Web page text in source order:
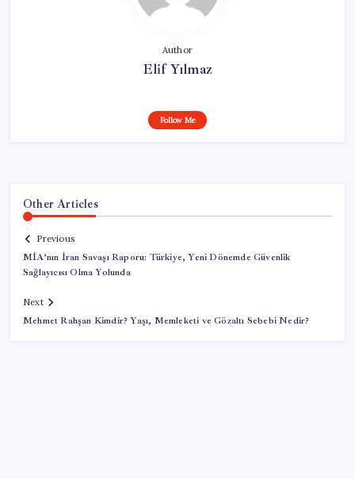
Author
Elif Yılmaz
Follow Me
Other Articles
Previous
MİA’nın İran Savaşı Raporu: Türkiye, Yeni Dönemde Güvenlik
Sağlayıcısı Olma Yolunda
Next
Mehmet Rahşan Kimdir? Yaşı, Memleketi ve Gözaltı Sebebi Nedir?